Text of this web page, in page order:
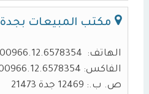
مكتب المبيعات بجدة
الهاتف: 00966.12.6578354 00966.12.6578351 /
الفاكس: 00966.12.6578354
ص. ب.: 12469 جدة 21473